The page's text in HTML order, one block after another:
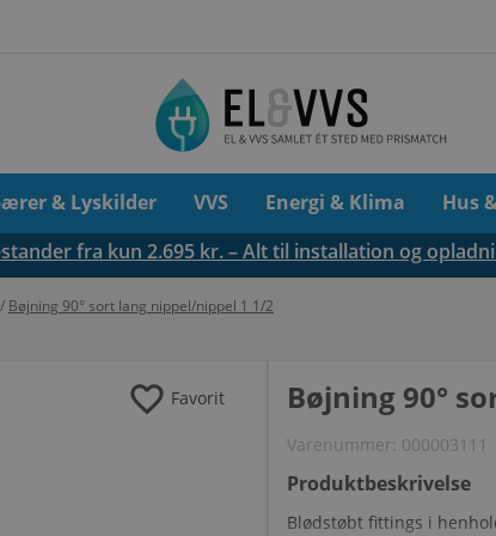
& Lyskilder VVS Energi & Klima Hus
fra kun 2.695 kr. – Alt til installation og
/ Bøjning 90° sort lang nippel/nippel 1 1/2
favorite Favorit Bøjning 90°
Varenummer: 000003111
Produktbeskrivelse
Blødstøbt fittings i